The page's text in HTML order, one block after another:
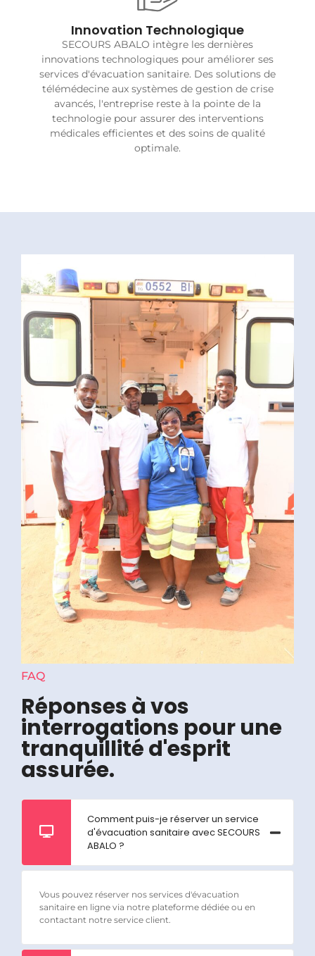
Innovation Technologique
SECOURS ABALO intègre les dernières
innovations technologiques pour améliorer ses
services d'évacuation sanitaire. Des solutions de
télémédecine aux systèmes de gestion de crise
avancés, l'entreprise reste à la pointe de la
technologie pour assurer des interventions
médicales efficientes et des soins de qualité
optimale.
FAQ
Réponses à vos
interrogations pour une
tranquillité d'esprit
assurée.
Comment puis-je réserver un service
d'évacuation sanitaire avec SECOURS
ABALO ?
Vous pouvez réserver nos services d'évacuation
sanitaire en ligne via notre plateforme dédiée ou en
contactant notre service client.